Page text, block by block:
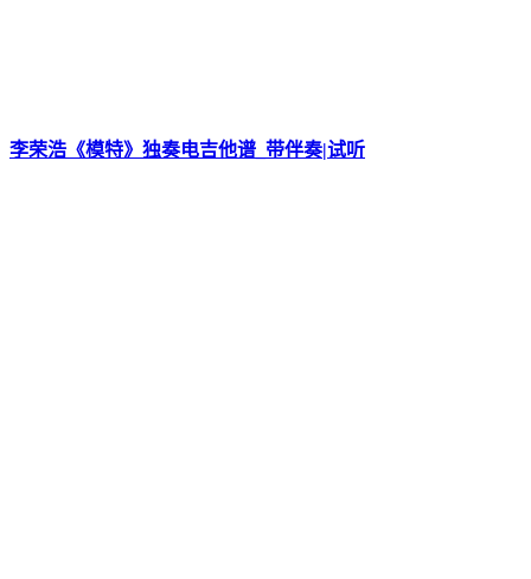
李荣浩《模特》独奏电吉他谱_带伴奏|试听